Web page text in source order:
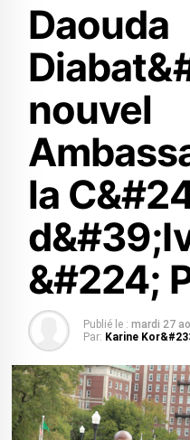
Daouda
nouvel
la
&#224;
Publié le : mardi 27
Par: Karine